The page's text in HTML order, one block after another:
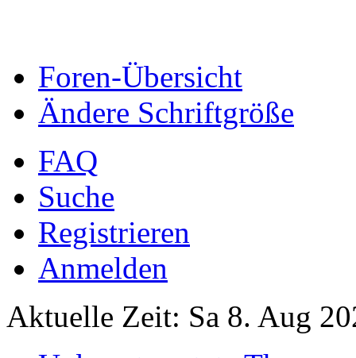
Foren-Übersicht
Ändere Schriftgröße
FAQ
Suche
Registrieren
Anmelden
Aktuelle Zeit: Sa 8. Aug